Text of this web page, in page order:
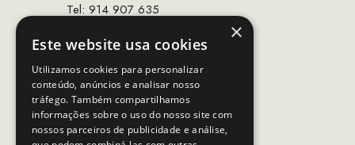
Tel: 914 907 635
Horário de contacto:
Dias úteis das 10h as 19h
×
Este website usa cookies
Utilizamos cookies para personalizar
conteúdo, anúncios e analisar nosso
tráfego. Também compartilhamos
informações sobre o uso do nosso site com
nossos parceiros de publicidade e análise,